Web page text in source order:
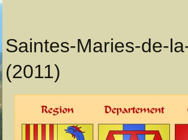
Saintes-Maries-de-
(2011)